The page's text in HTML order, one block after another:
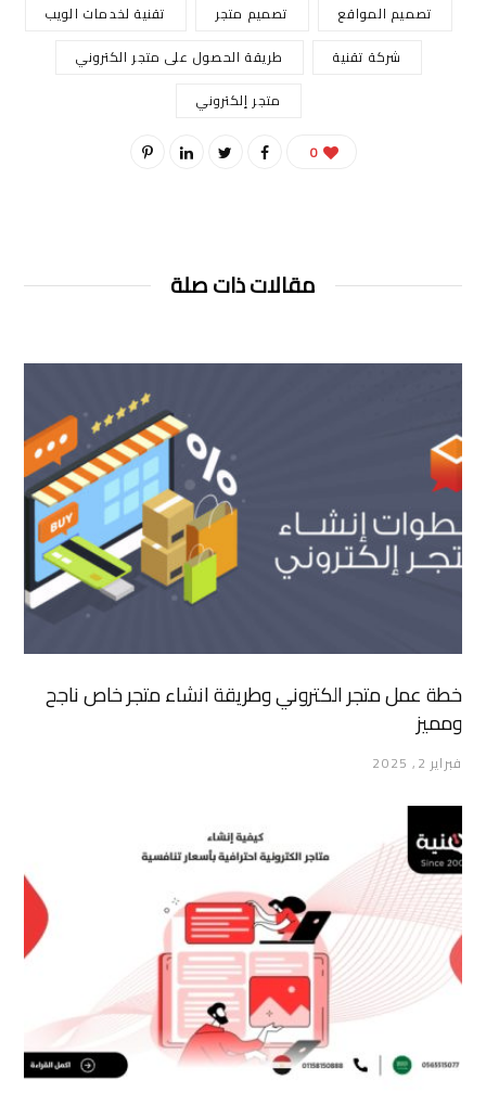
تصميم المواقع
تصميم متجر
تقنية لخدمات الويب
شركة تقنية
طريقة الحصول على متجر الكتروني
متجر إلكتروني
0
مقالات ذات صلة
خطة عمل متجر الكتروني وطريقة انشاء متجر خاص ناجح
ومميز
فبراير 2, 2025